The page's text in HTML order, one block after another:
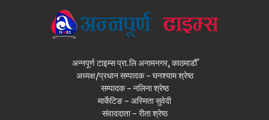
अन्नपूर्ण टाइम्स प्रा.लि अनामनगर, काठमाडौँ
अध्यक्ष/प्रधान सम्पादक - घनश्याम श्रेष्ठ
सम्पादक - नलिना श्रेष्ठ
मार्केटिङ - अस्मिता सुवेदी
संवाददाता - रीता श्रेष्ठ